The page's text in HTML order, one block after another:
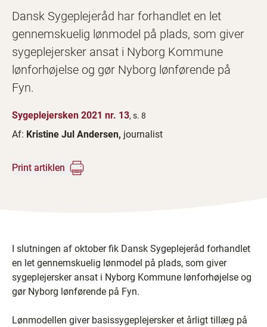
Dansk Sygeplejeråd har forhandlet en let
gennemskuelig lønmodel på plads, som giver
sygeplejersker ansat i Nyborg Kommune
lønforhøjelse og gør Nyborg lønførende på
Fyn.
Sygeplejersken 2021 nr. 13, s. 8
Af: Kristine Jul Andersen, journalist
Print artiklen
I slutningen af oktober fik Dansk Sygeplejeråd forhandlet
en let gennemskuelig lønmodel på plads, som giver
sygeplejersker ansat i Nyborg Kommune lønforhøjelse og
gør Nyborg lønførende på Fyn.
Lønmodellen giver basissygeplejersker et årligt tillæg på